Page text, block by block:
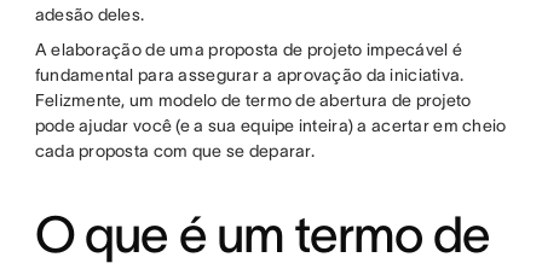
adesão deles.
A elaboração de uma proposta de projeto impecável é
fundamental para assegurar a aprovação da iniciativa.
Felizmente, um modelo de termo de abertura de projeto
pode ajudar você (e a sua equipe inteira) a acertar em cheio
cada proposta com que se deparar.
O que é um termo de